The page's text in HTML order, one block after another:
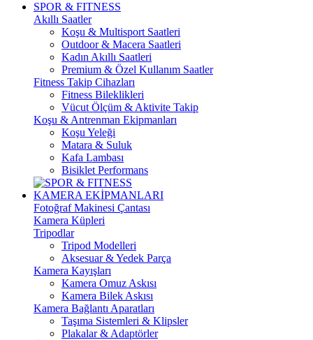
SPOR & FITNESS
Akıllı Saatler
Koşu & Multisport Saatleri
Outdoor & Macera Saatleri
Kadın Akıllı Saatleri
Premium & Özel Kullanım Saatler
Fitness Takip Cihazları
Fitness Bileklikleri
Vücut Ölçüm & Aktivite Takip
Koşu & Antrenman Ekipmanları
Koşu Yeleği
Matara & Suluk
Kafa Lambası
Bisiklet Performans
KAMERA EKİPMANLARI
Fotoğraf Makinesi Çantası
Kamera Küpleri
Tripodlar
Tripod Modelleri
Aksesuar & Yedek Parça
Kamera Kayışları
Kamera Omuz Askısı
Kamera Bilek Askısı
Kamera Bağlantı Aparatları
Taşıma Sistemleri & Klipsler
Plakalar & Adaptörler